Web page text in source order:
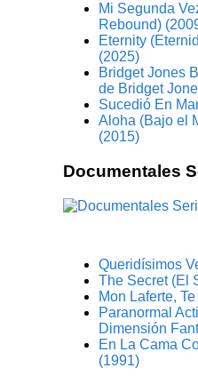
Mi Segunda
Rebound)
Eternity
(2025)
Bridget Jones
de Bridget
Sucedió En
Aloha (Bajo el
(2015)
Documentales
Queridísimos
The Secret (El
Mon Laferte,
Paranormal
Dimensión
En La Cama
(1991)